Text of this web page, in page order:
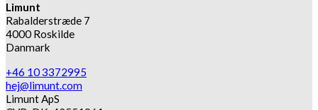
Limunt
Rabalderstræde 7
4000 Roskilde
Danmark
+46 10 3372995
hej@limunt.com
Limunt ApS